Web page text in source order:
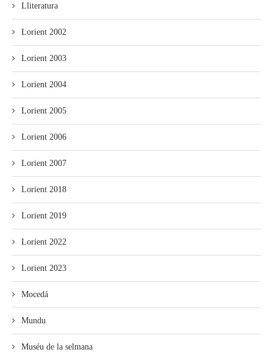
Lliteratura
Lorient 2002
Lorient 2003
Lorient 2004
Lorient 2005
Lorient 2006
Lorient 2007
Lorient 2018
Lorient 2019
Lorient 2022
Lorient 2023
Mocedá
Mundu
Muséu de la selmana